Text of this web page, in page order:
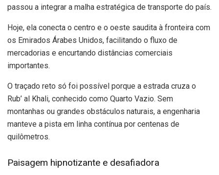
passou a integrar a malha estratégica de transporte do país.
Hoje, ela conecta o centro e o oeste saudita à fronteira com
os Emirados Árabes Unidos, facilitando o fluxo de
mercadorias e encurtando distâncias comerciais
importantes.
O traçado reto só foi possível porque a estrada cruza o
Rub’ al Khali, conhecido como Quarto Vazio. Sem
montanhas ou grandes obstáculos naturais, a engenharia
manteve a pista em linha contínua por centenas de
quilômetros.
Paisagem hipnotizante e desafiadora